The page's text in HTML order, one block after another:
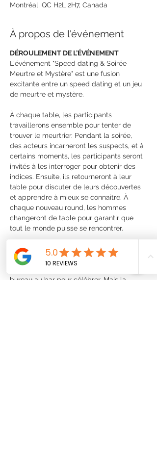
Montréal, QC H2L 2H7, Canada
À propos de l'événement
DÉROULEMENT DE L’ÉVÉNEMENT
L'événement "Speed dating & Soirée
Meurtre et Mystère" est une fusion
excitante entre un speed dating et un jeu
de meurtre et mystère.
À chaque table, les participants
travaillerons ensemble pour tenter de
trouver le meurtrier. Pendant la soirée,
des acteurs incarneront les suspects, et à
certains moments, les participants seront
invités à les interroger pour obtenir des
indices. Ensuite, ils retourneront à leur
table pour discuter de leurs découvertes
et apprendre à mieux se connaître. À
chaque nouveau round, les hommes
changeront de table pour garantir que
tout le monde puisse se rencontrer.
L'HISTOIRE DU MEURTRE ET MYSTÈRE
C’est l’anniversaire de Marc-Antoine, et
bureau au bar pour célébrer. Mais la